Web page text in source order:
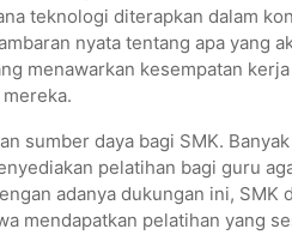
teknologi diterapkan dalam
nyata tentang apa yang
menawarkan kesempatan kerja
sumber daya bagi SMK. Banyak
pelatihan bagi guru
adanya dukungan ini, SMK
mendapatkan pelatihan yang